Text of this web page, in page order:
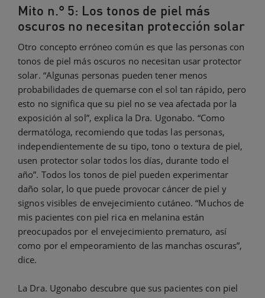
Mito n.° 5: Los tonos de piel más
oscuros no necesitan protección solar
Otro concepto erróneo común es que las personas con
tonos de piel más oscuros no necesitan usar protector
solar. “Algunas personas pueden tener menos
probabilidades de quemarse con el sol tan rápido, pero
esto no significa que su piel no se vea afectada por la
exposición al sol”, explica la Dra. Ugonabo. “Como
dermatóloga, recomiendo que todas las personas,
independientemente de su tipo, tono o textura de piel,
usen protector solar todos los días, durante todo el
año”. Todos los tonos de piel pueden experimentar
daño solar, lo que puede provocar cáncer de piel y
signos visibles de envejecimiento cutáneo. “Muchos de
mis pacientes con piel rica en melanina están
preocupados por el envejecimiento prematuro, así
como por el empeoramiento de las manchas oscuras”,
dice.
La Dra. Ugonabo descubre que sus pacientes con piel